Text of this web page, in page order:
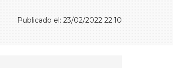
Publicado el: 23/02/2022 22:10